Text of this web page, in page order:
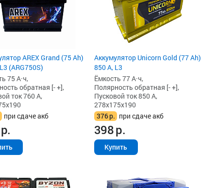
AREX Grand (75 Ah)
(ARG750S)
75 А·ч,
обратная [- +],
ток 760 А,
при сдаче акб
р.
Аккумулятор Unicorn Gold (77 Ah)
850 А, L3
Ёмкость 77 А·ч,
Полярность обратная [- +],
Пусковой ток 850 А,
278x175x190
376р. при сдаче акб
398р.
Купить